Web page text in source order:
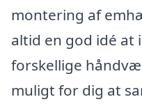
montering af
altid en god idé at
forskellige
muligt for dig at